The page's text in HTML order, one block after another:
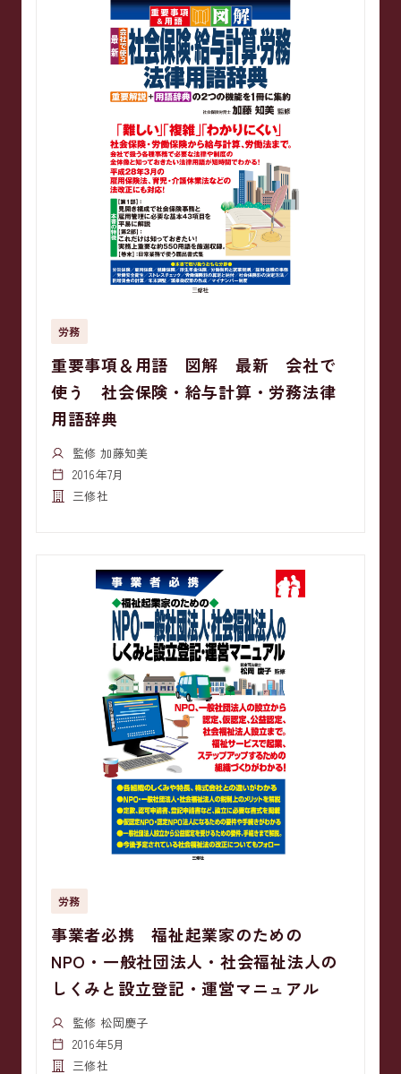
労務
重要事項＆用語 図解 最新 会社で
使う 社会保険・給与計算・労務法律
用語辞典
監修 加藤知美
2016年7月
三修社
労務
事業者必携 福祉起業家のための
NPO・一般社団法人・社会福祉法人の
しくみと設立登記・運営マニュアル
監修 松岡慶子
2016年5月
三修社